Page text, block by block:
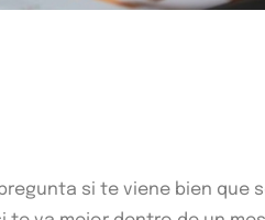
si te viene bien que